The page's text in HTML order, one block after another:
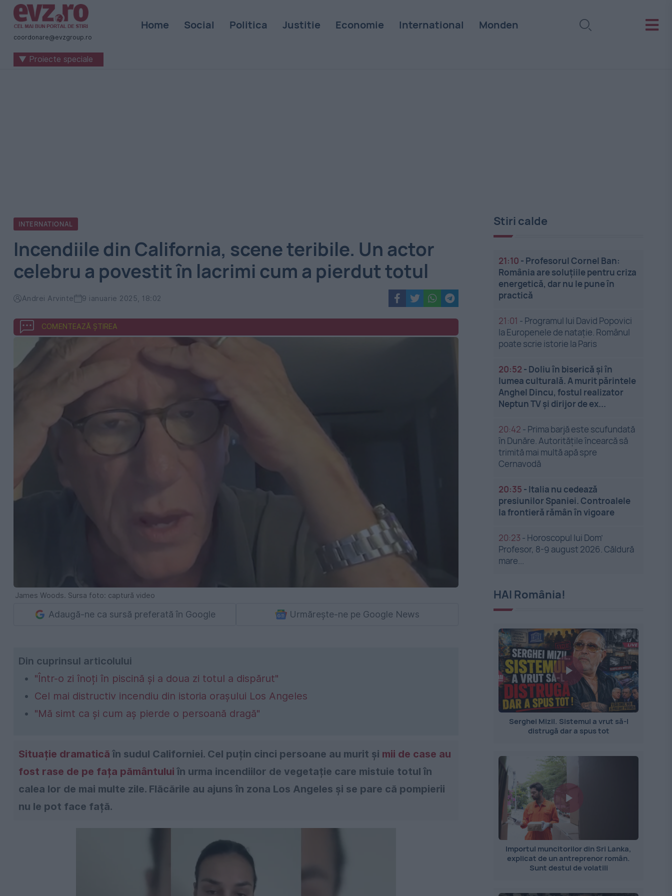
Știri
naționale
internaționale
coordonare@evzgroup.ro
Home Social Politica Justitie Economie International Monden
▼ Proiecte speciale
INTERNATIONAL
Incendiile din California, scene teribile. Un actor
celebru a povestit în lacrimi cum a pierdut totul
Andrei Arvinte 9 ianuarie 2025, 18:02
COMENTEAZĂ ȘTIREA
James Woods. Sursa foto: captură video
Adaugă-ne ca sursă preferată în Google Urmărește-ne pe Google News
Din cuprinsul articolului
"Într-o zi înoți în piscină și a doua zi totul a dispărut"
Cel mai distructiv incendiu din istoria orașului Los Angeles
"Mă simt ca și cum aș pierde o persoană dragă"
Situație dramatică în sudul Californiei. Cel puțin cinci persoane au murit și mii de case au
fost rase de pe fața pământului în urma incendiilor de vegetație care mistuie totul în
calea lor de mai multe zile. Flăcările au ajuns în zona Los Angeles și se pare că pompierii
nu le pot face față.
Stiri calde
21:10 - Profesorul Cornel Ban:
România are soluțiile pentru criza
energetică, dar nu le pune în
practică
21:01 - Programul lui David Popovici
la Europenele de natație. Românul
poate scrie istorie la Paris
20:52 - Doliu în biserică și în
lumea culturală. A murit părintele
Anghel Dincu, fostul realizator
Neptun TV și dirijor de ex...
20:42 - Prima barjă este scufundată
în Dunăre. Autoritățile încearcă să
trimită mai multă apă spre
Cernavodă
20:35 - Italia nu cedează
presiunilor Spaniei. Controalele
la frontieră rămân în vigoare
20:23 - Horoscopul lui Dom’
Profesor, 8-9 august 2026. Căldură
mare...
HAI România!
Serghei Mizil. Sistemul a vrut să-l
distrugă dar a spus tot
Importul muncitorilor din Sri Lanka,
explicat de un antreprenor român.
Sunt destul de volatili